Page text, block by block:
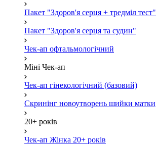
Пакет "Здоров'я серця + тредміл тест"
Пакет "Здоров'я серця та судин"
Чек-ап офтальмологічний
Міні Чек-ап
Чек-ап гінекологічний (базовий)
Скринінг новоутворень шийки матки
20+ років
Чек-ап Жінка 20+ років